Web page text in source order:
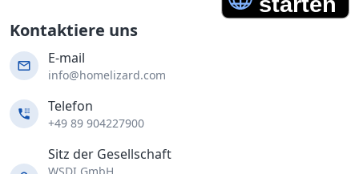
Kontaktiere uns
E-mail
info@homelizard.com
Telefon
+49 89 904227900
Sitz der Gesellschaft